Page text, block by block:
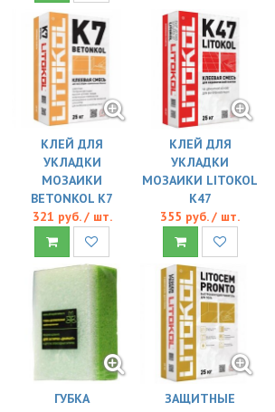
КЛЕЙ ДЛЯ
УКЛАДКИ
МОЗАИКИ
BETONKOL K7
321 руб. / шт.
КЛЕЙ ДЛЯ
УКЛАДКИ
МОЗАИКИ LITOKOL
К47
355 руб. / шт.
ГУБКА
ЗАЩИТНЫЕ